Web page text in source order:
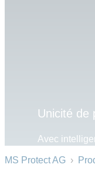
Unicité de
Avec
MS Protect AG ›